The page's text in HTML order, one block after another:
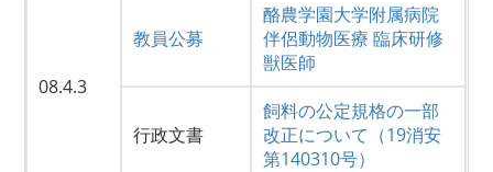
08.4.3
教員公募
酪農学園大学附属病院
伴侶動物医療 臨床研修
獣医師
行政文書
飼料の公定規格の一部
改正について（19消安
第140310号）